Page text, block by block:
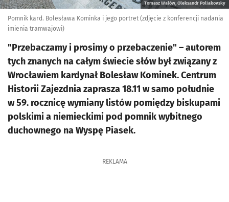
Tomasz Walów, Oleksandr Poliakovsky
Pomnik kard. Bolesława Kominka i jego portret (zdjęcie z konferencji nadania
imienia tramwajowi)
"Przebaczamy i prosimy o przebaczenie" – autorem
tych znanych na całym świecie słów był związany z
Wrocławiem kardynał Bolesław Kominek. Centrum
Historii Zajezdnia zaprasza 18.11 w samo południe
w 59. rocznicę wymiany listów pomiędzy biskupami
polskimi a niemieckimi pod pomnik wybitnego
duchownego na Wyspę Piasek.
REKLAMA